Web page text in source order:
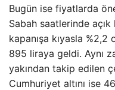
Bugün ise fiyatlarda
Sabah saatlerinde
kapanışa kıyasla
895 liraya geldi. Aynı
yakından takip edilen
Cumhuriyet altını ise